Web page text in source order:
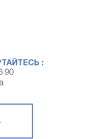
:
90